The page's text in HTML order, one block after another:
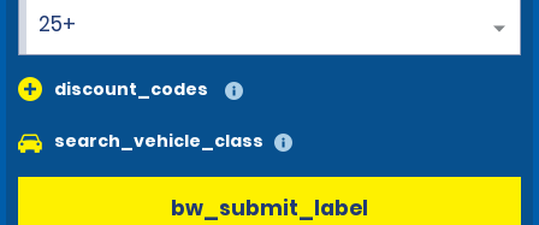
25+
discount_codes
search_vehicle_class
bw_submit_label